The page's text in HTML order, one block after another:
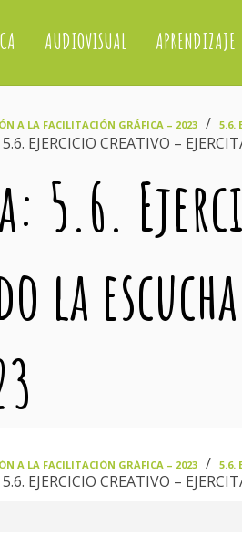
AUDIOVISUAL APRENDIZAJE
A LA FACILITACIÓN GRÁFICA – 2023
5.6.
5.6. EJERCICIO CREATIVO –
a: 5.6.
la
A LA FACILITACIÓN GRÁFICA – 2023
5.6.
5.6. EJERCICIO CREATIVO –